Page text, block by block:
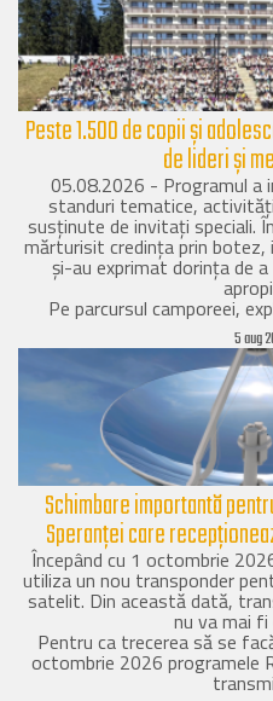
Peste 1.500 de copii și
de lideri și
05.08.2026 - Programul a
standuri tematice,
susținute de invitați speciali.
mărturisit credința prin
și-au exprimat dorința de
Pe parcursul camporeei,
5 aug
Schimbare importantă
Speranței care
Începând cu 1 octombrie
utiliza un nou transponder
satelit. Din această dată,
nu va mai fi
Pentru ca trecerea să se
octombrie 2026 programele